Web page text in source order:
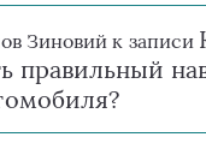
Зиновийк записи
правильный